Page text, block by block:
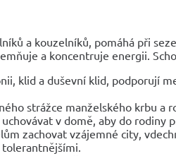
a kouzelníků, pomáhá při
a koncentruje energii.
klid a duševní klid, podporují
strážce manželského krbu
v domě, aby do rodiny
zachovat vzájemné city,